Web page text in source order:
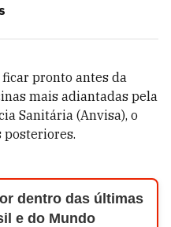
pronto antes da
mais adiantadas pela
Sanitária (Anvisa), o
posteriores.
dentro das últimas
e do Mundo